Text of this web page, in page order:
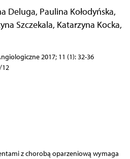
Deluga, Paulina Kołodyńska,
Szczekala, Katarzyna Kocka,
2017; 11 (1): 32-36
12
z chorobą oparzeniową wymaga